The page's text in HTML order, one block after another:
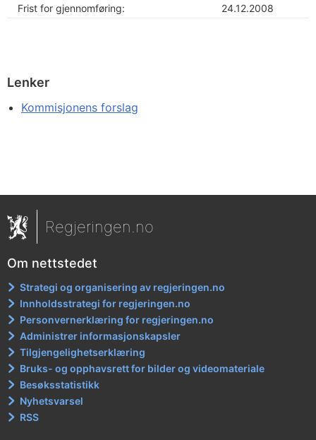
Frist for gjennomføring:
24.12.2008
Lenker
Kommisjonens forslag
Regjeringen.no
Om nettstedet
Strategi og organisering av regjeringen.no
Innholdsstrategi for regjeringen.no
Personvernerklæring for regjeringen.no
Administrer informasjonskapsler
Tilgjengelighetserklæring
Bruks- og opphavsrett for bilder og videomateriale
Besøksstatistikk
Nyhetsvarsel
RSS